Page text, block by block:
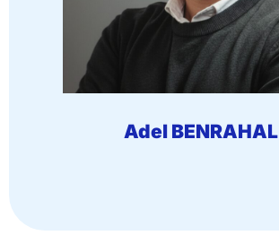
Adel BENRAHAL